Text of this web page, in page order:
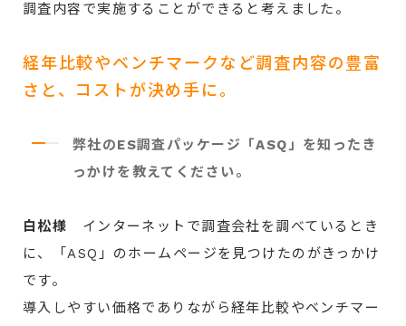
調査内容で実施することができると考えました。
経年比較やベンチマークなど調査内容の豊富
さと、コストが決め手に。
弊社のES調査パッケージ「ASQ」を知ったき
っかけを教えてください。
白松様 インターネットで調査会社を調べているとき
に、「ASQ」のホームページを見つけたのがきっかけ
です。
導入しやすい価格でありながら経年比較やベンチマー